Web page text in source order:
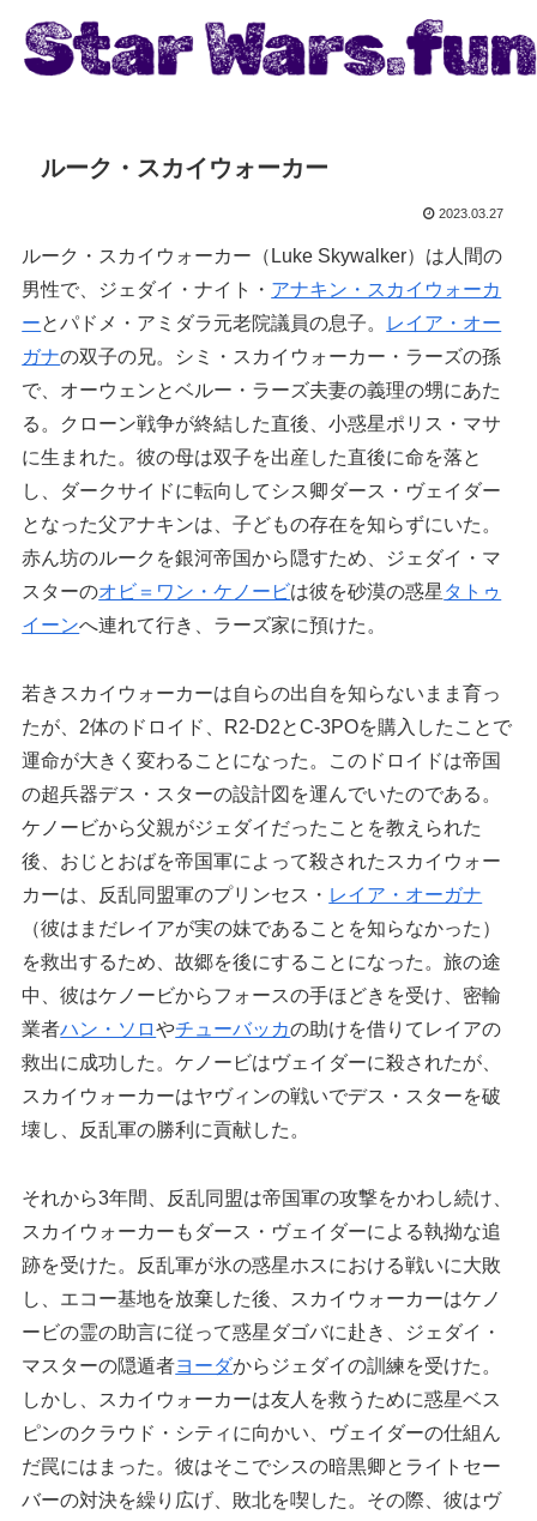
ルーク・スカイウォーカー
2023.03.27
ルーク・スカイウォーカー（Luke Skywalker）は人間の
男性で、ジェダイ・ナイト・ アナキン・スカイウォーカ
ーとパドメ・アミダラ元老院議員の息子。
レイア・オー
ガナの双子の兄。シミ・スカイウォーカー・ラーズの孫
で、オーウェンとベルー・ラーズ夫妻の義理の甥にあた
る。クローン戦争が終結した直後、小惑星ポリス・マサ
に生まれた。彼の母は双子を出産した直後に命を落と
し、ダークサイドに転向してシス卿ダース・ヴェイダー
となった父アナキンは、子どもの存在を知らずにいた。
赤ん坊のルークを銀河帝国から隠すため、ジェダイ・マ
スターのオビ＝ワン・ケノービは彼を砂漠の惑星 タトゥ
イーンへ連れて行き、ラーズ家に預けた。
若きスカイウォーカーは自らの出自を知らないまま育っ
たが、2体のドロイド、R2-D2とC-3POを購入したことで
運命が大きく変わることになった。このドロイドは帝国
の超兵器デス・スターの設計図を運んでいたのである。
ケノービから父親がジェダイだったことを教えられた
後、おじとおばを帝国軍によって殺されたスカイウォー
カーは、反乱同盟軍のプリンセス・ レイア・オーガナ
（彼はまだレイアが実の妹であることを知らなかった）
を救出するため、故郷を後にすることになった。旅の途
中、彼はケノービからフォースの手ほどきを受け、密輸
業者ハン・ソロやチューバッカの助けを借りてレイアの
救出に成功した。ケノービはヴェイダーに殺されたが、
スカイウォーカーはヤヴィンの戦いでデス・スターを破
壊し、反乱軍の勝利に貢献した。
それから3年間、反乱同盟は帝国軍の攻撃をかわし続け、
スカイウォーカーもダース・ヴェイダーによる執拗な追
跡を受けた。反乱軍が氷の惑星ホスにおける戦いに大敗
し、エコー基地を放棄した後、スカイウォーカーはケノ
ービの霊の助言に従って惑星ダゴバに赴き、ジェダイ・
マスターの隠遁者ヨーダからジェダイの訓練を受けた。
しかし、スカイウォーカーは友人を救うために惑星ベス
ピンのクラウド・シティに向かい、ヴェイダーの仕組ん
だ罠にはまった。彼はそこでシスの暗黒卿とライトセー
バーの対決を繰り広げ、敗北を喫した。その際、彼はヴ